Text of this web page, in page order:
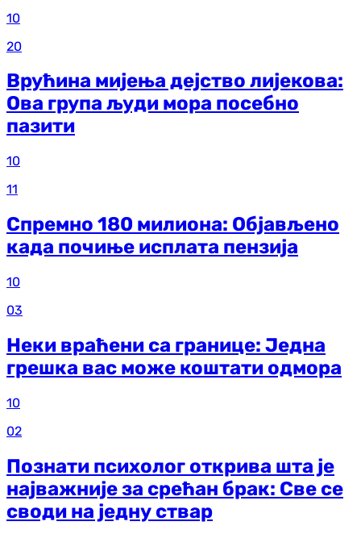
10
20
Врућина мијења дејство лијекова:
Ова група људи мора посебно
пазити
10
11
Спремно 180 милиона: Објављено
када почиње исплата пензија
10
03
Неки враћени са границе: Једна
грешка вас може коштати одмора
10
02
Познати психолог открива шта је
најважније за срећан брак: Све се
своди на једну ствар